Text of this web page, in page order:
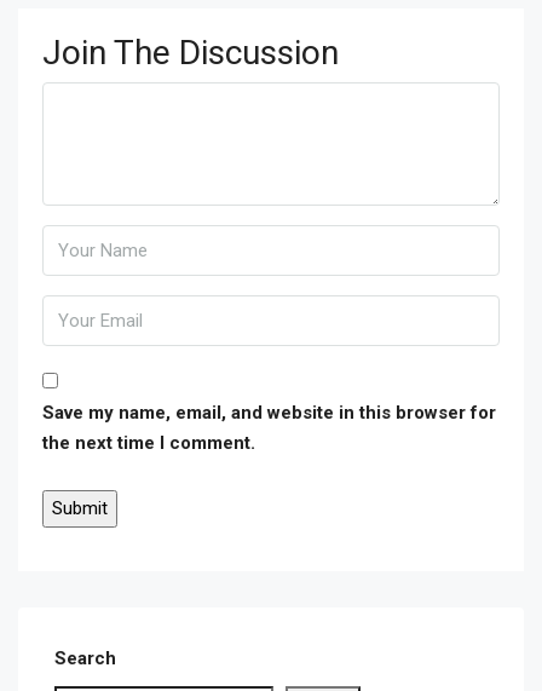
Join The Discussion
Save my name, email, and website in this browser for
the next time I comment.
Search